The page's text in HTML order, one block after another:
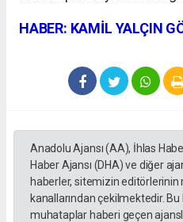
HABER: KAMİL YALÇIN
Anadolu Ajansı (AA), İhlas
Haber Ajansı (DHA) ve diğer
haberler, sitemizin
kanallarından çekilmektedir.
muhataplar haberi geçen